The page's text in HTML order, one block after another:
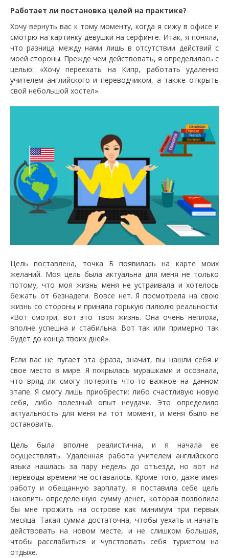
Работает ли постановка целей на практике?
Хочу вернуть вас к тому моменту, когда я сижу в офисе и
смотрю на картинку девушки на серфинге. Итак, я поняла,
что разница между нами лишь в отсутствии действий с
моей стороны. Прежде чем действовать, я определилась с
целью: «Хочу переехать на Кипр, работать удаленно
учителем английского и переводчиком, а также открыть
свой небольшой хостел».
Цель поставлена, точка Б появилась на карте моих
желаний. Моя цель была актуальна для меня не только
потому, что моя жизнь меня не устраивала и хотелось
бежать от безнадеги. Вовсе нет. Я посмотрела на свою
жизнь со стороны и приняла горькую пилюлю реальности:
«Вот смотри, вот это твоя жизнь. Она очень неплоха,
вполне успешна и стабильна. Вот так или примерно так
будет до конца твоих дней».
Если вас не пугает эта фраза, значит, вы нашли себя и
свое место в мире. Я покрылась мурашками и осознала,
что вряд ли смогу потерять что-то важное на данном
этапе. Я смогу лишь приобрести: либо счастливую новую
себя, либо полезный опыт неудачи. Это определило
актуальность для меня на тот момент, и меня было не
остановить.
Цель была вполне реалистична, и я начала ее
осуществлять. Удаленная работа учителем английского
языка нашлась за пару недель до отъезда, но вот на
переводы времени не оставалось. Кроме того, даже имея
работу и обещанную зарплату, я поставила себе цель
накопить определенную сумму денег, которая позволила
бы мне прожить на острове как минимум три первых
месяца. Такая сумма достаточна, чтобы уехать и начать
действовать на новом месте, и не слишком большая,
чтобы расслабиться и чувствовать себя туристом на
отдыхе.